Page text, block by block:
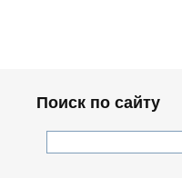
Поиск по сайту